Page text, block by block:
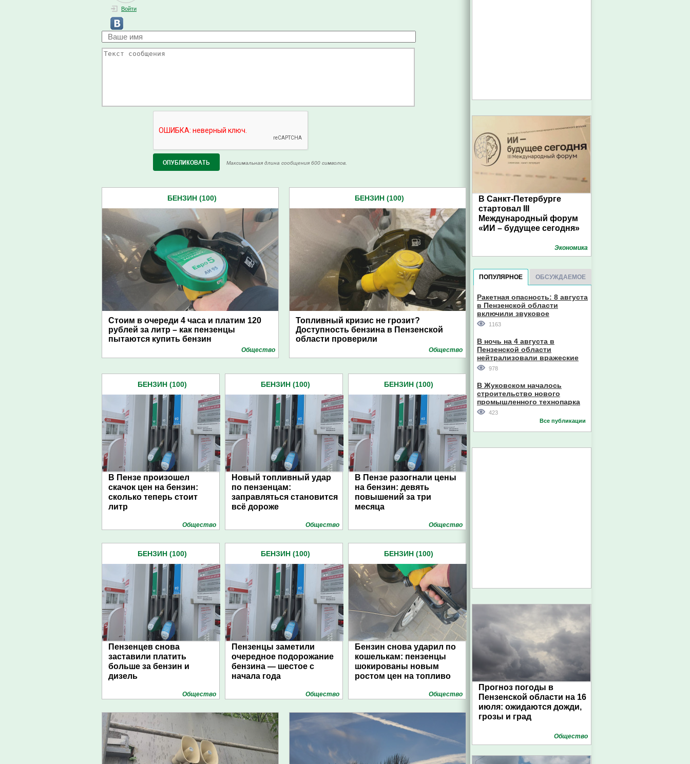
Войти
Максимальная длина сообщения 600 символов.
БЕНЗИН (100)
Стоим в очереди 4 часа и платим 120
рублей за литр – как пензенцы
пытаются купить бензин
Общество
БЕНЗИН (100)
Топливный кризис не грозит?
Доступность бензина в Пензенской
области проверили
Общество
БЕНЗИН (100)
В Пензе произошел
скачок цен на бензин:
сколько теперь стоит
литр
Общество
БЕНЗИН (100)
Новый топливный удар
по пензенцам:
заправляться становится
всё дороже
Общество
БЕНЗИН (100)
В Пензе разогнали цены
на бензин: девять
повышений за три
месяца
Общество
БЕНЗИН (100)
Пензенцев снова
заставили платить
больше за бензин и
дизель
Общество
БЕНЗИН (100)
Пензенцы заметили
очередное подорожание
бензина — шестое с
начала года
Общество
БЕНЗИН (100)
Бензин снова ударил по
кошелькам: пензенцы
шокированы новым
ростом цен на топливо
Общество
В Санкт-Петербурге
стартовал III
Международный форум
«ИИ – будущее сегодня»
Экономика
ПОПУЛЯРНОЕ ОБСУЖДАЕМОЕ
Ракетная опасность: 8 августа
в Пензенской области
включили звуковое
оповещение
1163
В ночь на 4 августа в
Пензенской области
нейтрализовали вражеские
дроны
978
В Жуковском началось
строительство нового
промышленного технопарка
423
Все публикации
Прогноз погоды в
Пензенской области на 16
июля: ожидаются дожди,
грозы и град
Общество